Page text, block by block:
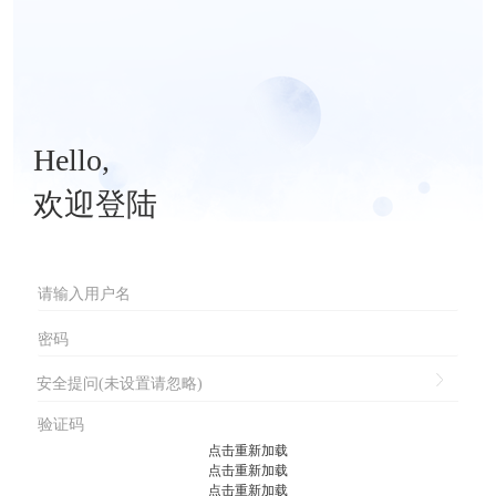
Hello,
欢迎登陆
安全提问(未设置请忽略)
点击重新加载
点击重新加载
点击重新加载